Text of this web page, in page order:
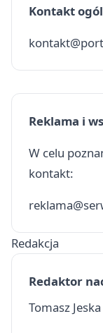
Kontakt
Reklama i
W celu
kontakt:
Redakcja
Redaktor
Tomasz Jeska